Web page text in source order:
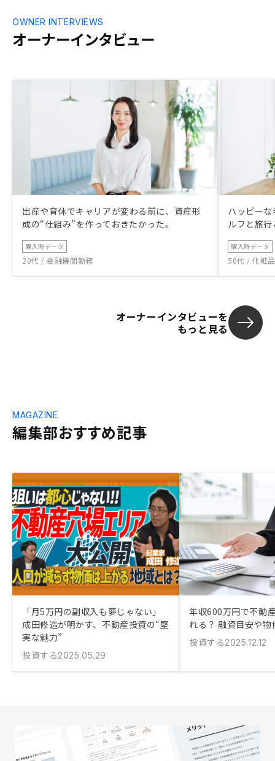
オーナーインタビュー
OWNER INTERVIEWS
出産や育休でキャリアが変わる前に、資産形
成の“仕組み”を作っておきたかった。
購入時データ
20代 / 金融機関勤務
ハッピー
ルフと旅
購入時データ
50代 / 化粧
オーナーインタビューを
もっと見る
編集部おすすめ記事
MAGAZINE
「月5万円の副収入も夢じゃない」
成田修造が明かす、不動産投資の“堅
実な魅力”
投資する2025.05.29
年収600万円で不動
れる？ 融資目安や
投資する2025.12.12